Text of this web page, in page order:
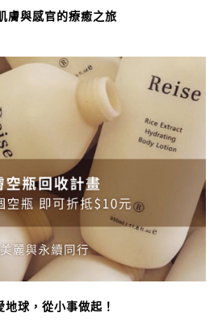
膚與感官的療癒之旅
地球，從小事做起！